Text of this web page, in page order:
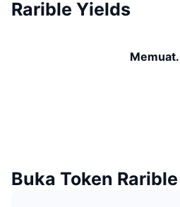
Rarible Yields
Buka Token Rarible